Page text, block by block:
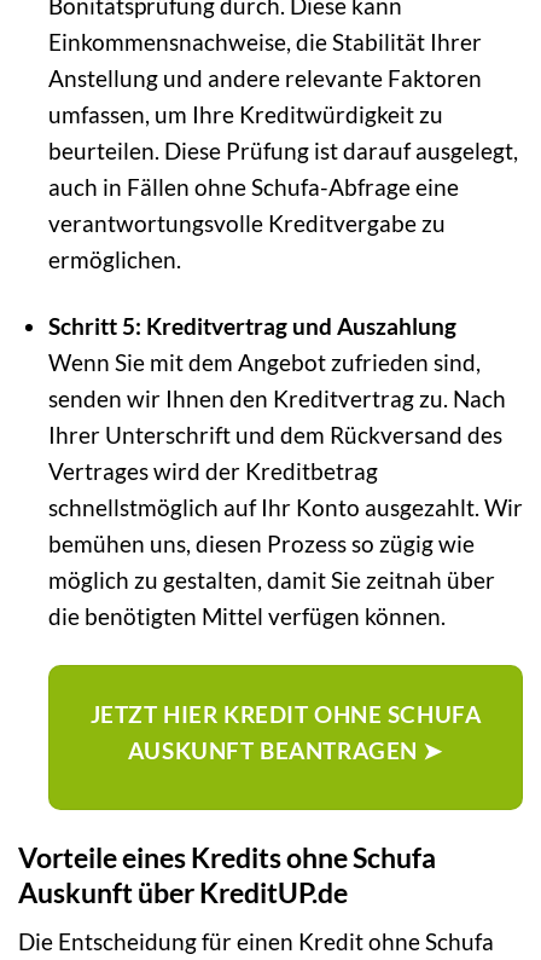
Einkommensnachweise, die Stabilität Ihrer
Anstellung und andere relevante Faktoren
umfassen, um Ihre Kreditwürdigkeit zu
beurteilen. Diese Prüfung ist darauf ausgelegt,
auch in Fällen ohne Schufa-Abfrage eine
verantwortungsvolle Kreditvergabe zu
ermöglichen.
Schritt 5: Kreditvertrag und Auszahlung
Wenn Sie mit dem Angebot zufrieden sind,
senden wir Ihnen den Kreditvertrag zu. Nach
Ihrer Unterschrift und dem Rückversand des
Vertrages wird der Kreditbetrag
schnellstmöglich auf Ihr Konto ausgezahlt. Wir
bemühen uns, diesen Prozess so zügig wie
möglich zu gestalten, damit Sie zeitnah über
die benötigten Mittel verfügen können.
JETZT HIER KREDIT OHNE SCHUFA
AUSKUNFT BEANTRAGEN ➤
Vorteile eines Kredits ohne Schufa
Auskunft über KreditUP.de
Die Entscheidung für einen Kredit ohne Schufa